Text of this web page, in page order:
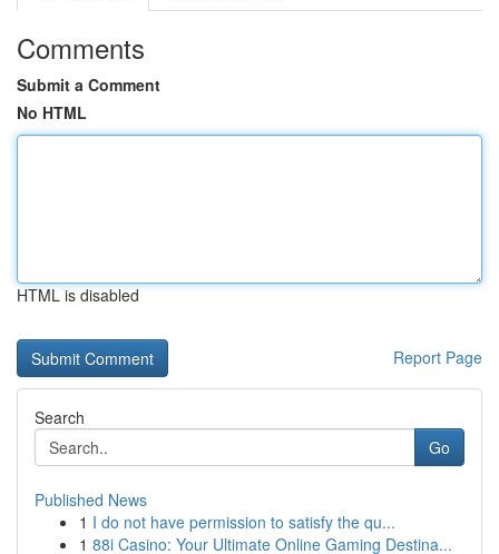
Comments
Submit a Comment
No HTML
HTML is disabled
Report Page
Search
Go
Published News
1 I do not have permission to satisfy the qu...
1 88i Casino: Your Ultimate Online Gaming Destina...